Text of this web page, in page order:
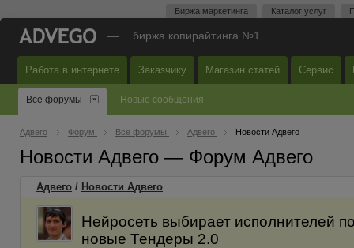
Биржа маркетинга Каталог услуг
— биржа копирайтинга №1
Работа в интернете Заказчику Магазин статей Сервис
Все форумы Новые сообщения
Адвего Форум Все форумы Адвего Новости Адвего
Новости Адвего — Форум Адвего
Адвего / Новости Адвего
Нейросеть выбирает исполнителей
новые Тендеры 2.0